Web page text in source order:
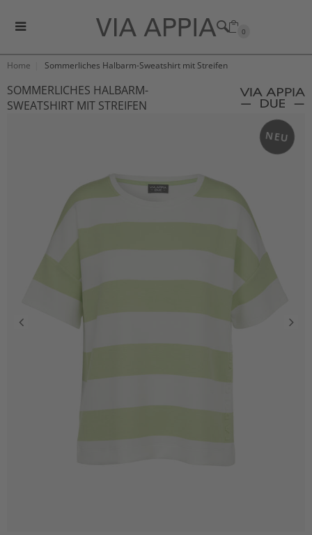
0
Home Sommerliches Halbarm-Sweatshirt mit Streifen
SOMMERLICHES HALBARM-
SWEATSHIRT MIT STREIFEN
NEU